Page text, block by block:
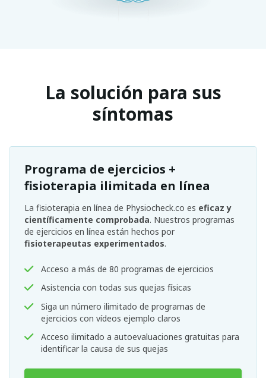
La solución para sus
síntomas
Programa de ejercicios +
fisioterapia ilimitada en línea
La fisioterapia en línea de Physiocheck.co es eficaz y
científicamente comprobada. Nuestros programas
de ejercicios en línea están hechos por
fisioterapeutas experimentados.
Acceso a más de 80 programas de ejercicios
Asistencia con todas sus quejas físicas
Siga un número ilimitado de programas de
ejercicios con vídeos ejemplo claros
Acceso ilimitado a autoevaluaciones gratuitas para
identificar la causa de sus quejas